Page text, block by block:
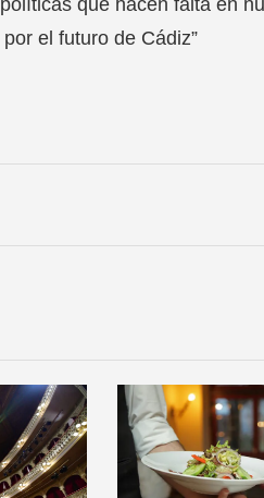
el futuro de Cádiz”